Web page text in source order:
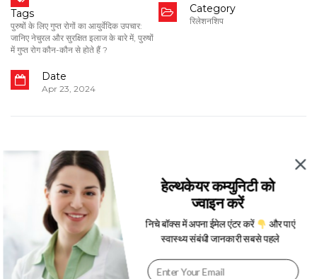
Tags
पुरुषों के लिए गुप्त रोगों का आयुर्वेदिक उपचार:
जानिए नेचुरल और सुरक्षित इलाज के बारे में, पुरुषों
में गुप्त रोग कौन-कौन से होते हैं ?
Category
रिलेशनशिप
Date
Apr 23, 2024
Written By
More Posts From: रिलेशनशिप
हेल्थकेयर कम्युनिटी को
ज्वाइन करें
निचे बॉक्स में अपना ईमेल एंटर करें
और पाएं
स्वास्थ्य संबंधी जानकारी सबसे पहले